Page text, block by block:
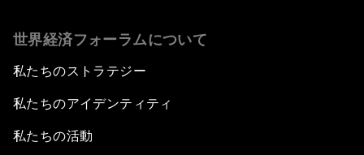
世界経済フォーラムについて
私たちのストラテジー
私たちのアイデンティティ
私たちの活動